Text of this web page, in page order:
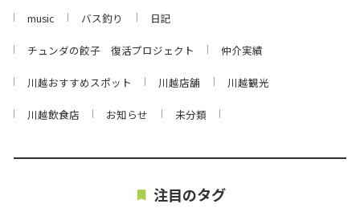
music バス釣り 日記
チュンダの餃子 復活プロジェクト 仲介実績
川越おすすめスポット 川越店舗 川越観光
川越飲食店 お知らせ 未分類
注目のタグ